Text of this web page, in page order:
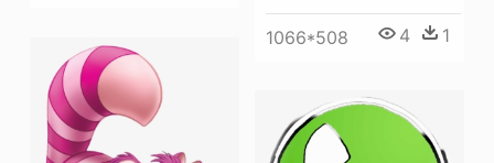
1066*508 4 1